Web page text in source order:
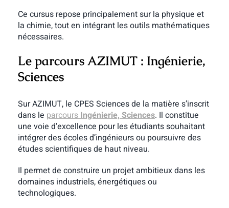
Ce cursus repose principalement sur la physique et
la chimie, tout en intégrant les outils mathématiques
nécessaires.
Le parcours AZIMUT : Ingénierie,
Sciences
Sur AZIMUT, le CPES Sciences de la matière s’inscrit
dans le parcoursIngénierie, Sciences. Il constitue
une voie d’excellence pour les étudiants souhaitant
intégrer des écoles d’ingénieurs ou poursuivre des
études scientifiques de haut niveau.
Il permet de construire un projet ambitieux dans les
domaines industriels, énergétiques ou
technologiques.